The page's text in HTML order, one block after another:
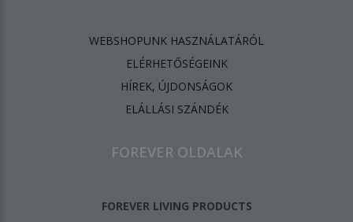
WEBSHOPUNK HASZNÁLATÁRÓL
ELÉRHETŐSÉGEINK
HÍREK, ÚJDONSÁGOK
ELÁLLÁSI SZÁNDÉK
FOREVER OLDALAK
FOREVER LIVING PRODUCTS